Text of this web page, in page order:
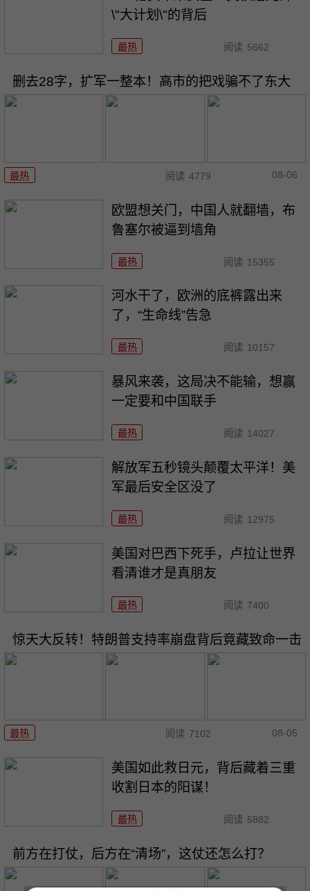
\"大计划\"的背后
最热 阅读 5662
删去28字，扩军一整本！高市的把戏骗不了东大
最热 阅读 4779 08-06
欧盟想关门，中国人就翻墙，布
鲁塞尔被逼到墙角
最热 阅读 15355
河水干了，欧洲的底裤露出来
了，“生命线”告急
最热 阅读 10157
暴风来袭，这局决不能输，想赢
一定要和中国联手
最热 阅读 14027
解放军五秒镜头颠覆太平洋！美
军最后安全区没了
最热 阅读 12975
美国对巴西下死手，卢拉让世界
看清谁才是真朋友
最热 阅读 7400
惊天大反转！特朗普支持率崩盘背后竟藏致命一击
最热 阅读 7102 08-05
美国如此救日元，背后藏着三重
收割日本的阳谋！
最热 阅读 5882
前方在打仗，后方在“清场”，这仗还怎么打？